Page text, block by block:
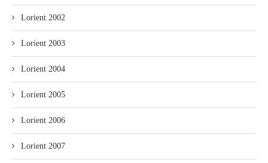
Lorient 2002
Lorient 2003
Lorient 2004
Lorient 2005
Lorient 2006
Lorient 2007